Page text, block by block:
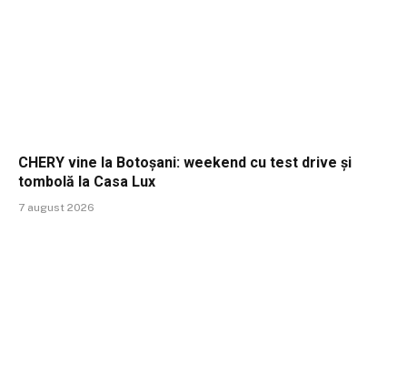
CHERY vine la Botoșani: weekend cu test drive și
tombolă la Casa Lux
7 august 2026